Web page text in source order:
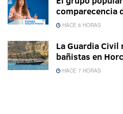
comparecencia
HACE 6 HORAS
La Guardia Civil
bañistas en
HACE 7 HORAS